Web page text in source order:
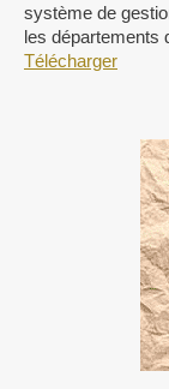
système de
les départements
Télécharger